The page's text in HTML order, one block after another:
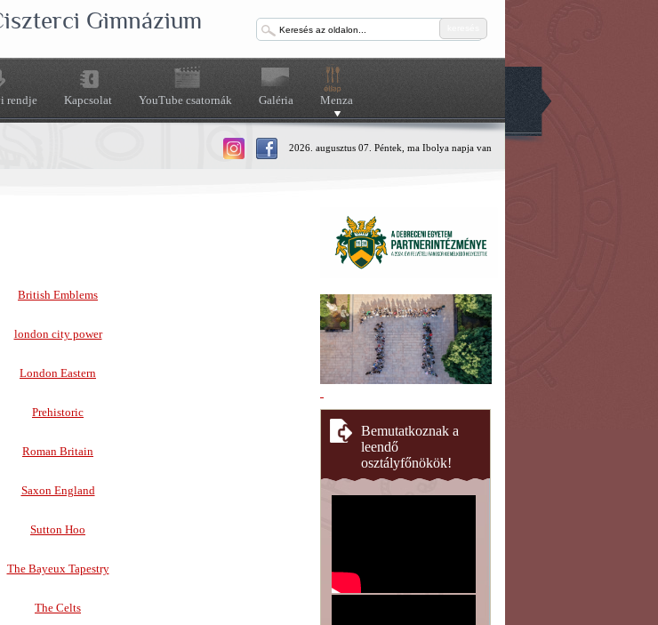
Gimnázium
rendje Kapcsolat YouTube csatornák Galéria Menza
2026. augusztus 07. Péntek, ma Ibolya napja van
British Emblems
london city power
London Eastern
Prehistoric
Roman Britain
Saxon England
Sutton Hoo
The Bayeux Tapestry
The Celts
Bemutatkoznak a
leendő
osztályfőnökök!